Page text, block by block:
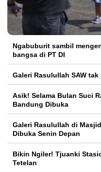
Ngabuburit sambil
bangsa di PT DI
Galeri Rasulullah SAW
Asik! Selama Bulan Suci
Bandung Dibuka
Galeri Rasulullah di
Dibuka Senin Depan
Bikin Ngiler! Tjuanki
Tetelan